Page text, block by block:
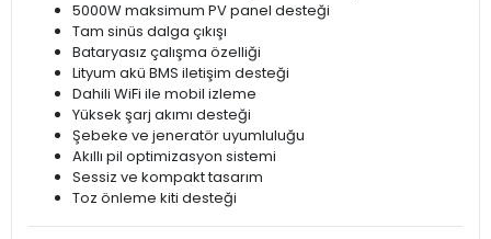
5000W maksimum PV panel desteği
Tam sinüs dalga çıkışı
Bataryasız çalışma özelliği
Lityum akü BMS iletişim desteği
Dahili WiFi ile mobil izleme
Yüksek şarj akımı desteği
Şebeke ve jeneratör uyumluluğu
Akıllı pil optimizasyon sistemi
Sessiz ve kompakt tasarım
Toz önleme kiti desteği